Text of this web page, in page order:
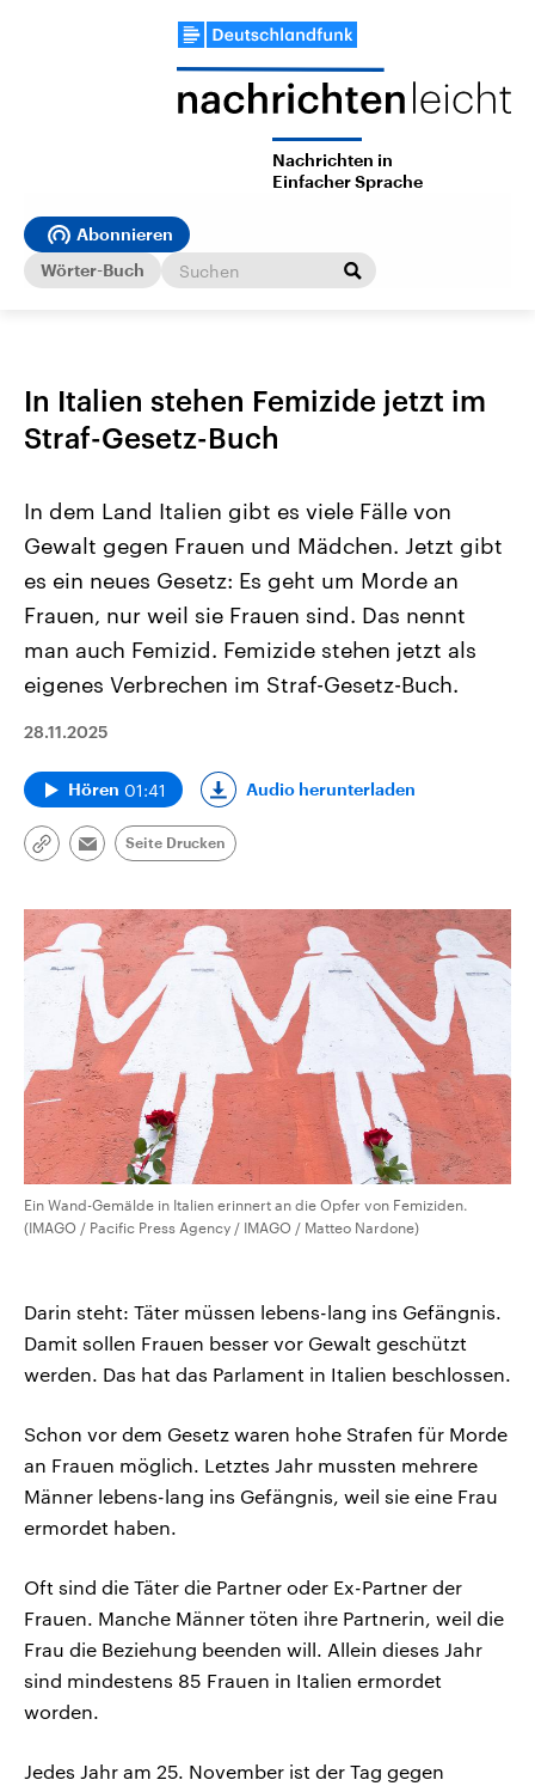
Nachrichten in
Einfacher Sprache
Abonnieren
Wörter-Buch
In Italien stehen Femizide jetzt im
Straf-Gesetz-Buch
In dem Land Italien gibt es viele Fälle von
Gewalt gegen Frauen und Mädchen. Jetzt gibt
es ein neues Gesetz: Es geht um Morde an
Frauen, nur weil sie Frauen sind. Das nennt
man auch Femizid. Femizide stehen jetzt als
eigenes Verbrechen im Straf-Gesetz-Buch.
28.11.2025
Hören 01:41 Audio herunterladen
Link
Email
Seite Drucken
Ein Wand-Gemälde in Italien erinnert an die Opfer von Femiziden.
(IMAGO / Pacific Press Agency / IMAGO / Matteo Nardone)
Darin steht: Täter müssen lebens-lang ins Gefängnis.
Damit sollen Frauen besser vor Gewalt geschützt
werden. Das hat das Parlament in Italien beschlossen.
Schon vor dem Gesetz waren hohe Strafen für Morde
an Frauen möglich. Letztes Jahr mussten mehrere
Männer lebens-lang ins Gefängnis, weil sie eine Frau
ermordet haben.
Oft sind die Täter die Partner oder Ex-Partner der
Frauen. Manche Männer töten ihre Partnerin, weil die
Frau die Beziehung beenden will. Allein dieses Jahr
sind mindestens 85 Frauen in Italien ermordet
worden.
Jedes Jahr am 25. November ist der Tag gegen